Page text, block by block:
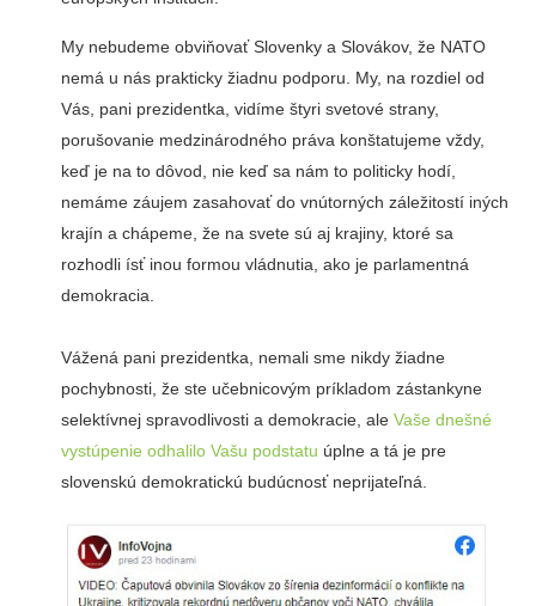
My nebudeme obviňovať Slovenky a Slovákov, že NATO
nemá u nás prakticky žiadnu podporu. My, na rozdiel od
Vás, pani prezidentka, vidíme štyri svetové strany,
porušovanie medzinárodného práva konštatujeme vždy,
keď je na to dôvod, nie keď sa nám to politicky hodí,
nemáme záujem zasahovať do vnútorných záležitostí iných
krajín a chápeme, že na svete sú aj krajiny, ktoré sa
rozhodli ísť inou formou vládnutia, ako je parlamentná
demokracia.
Vážená pani prezidentka, nemali sme nikdy žiadne
pochybnosti, že ste učebnicovým príkladom zástankyne
selektívnej spravodlivosti a demokracie, ale Vaše dnešné
vystúpenie odhalilo Vašu podstatu úplne a tá je pre
slovenskú demokratickú budúcnosť neprijateľná.